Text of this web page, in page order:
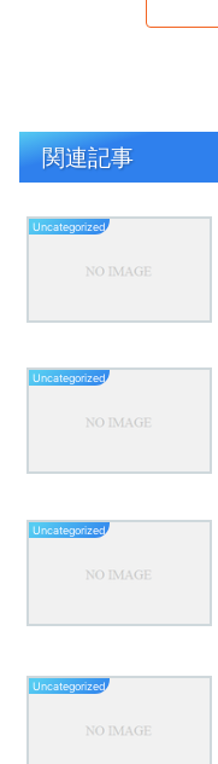
関連記事
Uncategorized
Uncategorized
Uncategorized
Uncategorized